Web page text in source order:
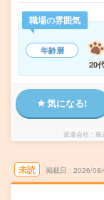
職場の雰囲気
年齢層
20
気になる!
派遣会社 株
未読 掲載日 2026/